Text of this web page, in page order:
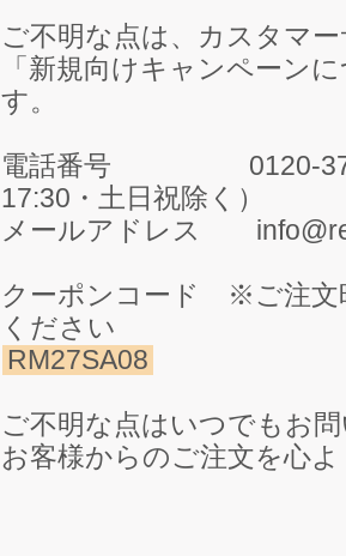
ご不明な点は、カスタマ
「新規向けキャンペーン
す。
電話番号 0120-371-
17:30・土日祝除く）
メールアドレス
クーポンコード ※ご注文
ください
RM27SA08
ご不明な点はいつでもお
お客様からのご注文を心